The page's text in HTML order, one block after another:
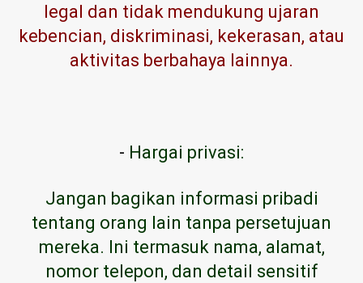
legal dan tidak mendukung ujaran
kebencian, diskriminasi, kekerasan, atau
aktivitas berbahaya lainnya.
- Hargai privasi:
Jangan bagikan informasi pribadi
tentang orang lain tanpa persetujuan
mereka. Ini termasuk nama, alamat,
nomor telepon, dan detail sensitif